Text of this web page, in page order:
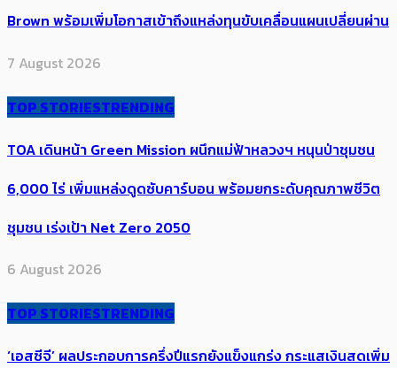
Brown พร้อมเพิ่มโอกาสเข้าถึงแหล่งทุนขับเคลื่อนแผนเปลี่ยนผ่าน
7 August 2026
TOP STORIESTRENDING
TOA เดินหน้า Green Mission ผนึกแม่ฟ้าหลวงฯ หนุนป่าชุมชน
6,000 ไร่ เพิ่ม​แหล่งดูดซับคาร์บอน พร้อมยกระดับคุณภาพชีวิต
ชุมชน เร่งเป้า​ Net Zero 2050
6 August 2026
TOP STORIESTRENDING
‘เอสซีจี’ ผลประกอบการครึ่งปีแรกยังแข็งแกร่ง กระแสเงินสดเพิ่ม